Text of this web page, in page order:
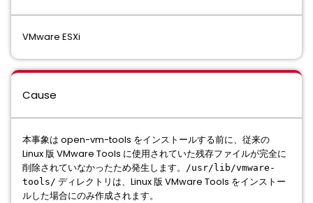
VMware ESXi
Cause
本事象は open-vm-tools をインストールする前に、従来の
Linux 版 VMware Tools に使用されていた残存ファイルが完全に
削除されていなかったため発生します。
/usr/lib/vmware-
tools/ ディレクトリは、Linux 版 VMware Tools をインストー
ルした場合にのみ作成されます。